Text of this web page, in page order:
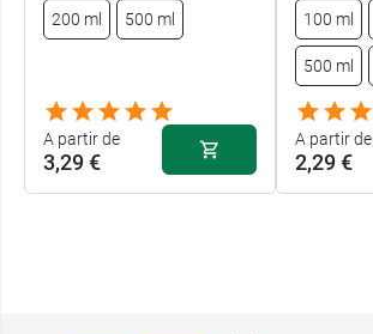
200 ml 500 ml
A partir de
3,29 €
100 ml
500 ml
A partir de
2,29 €